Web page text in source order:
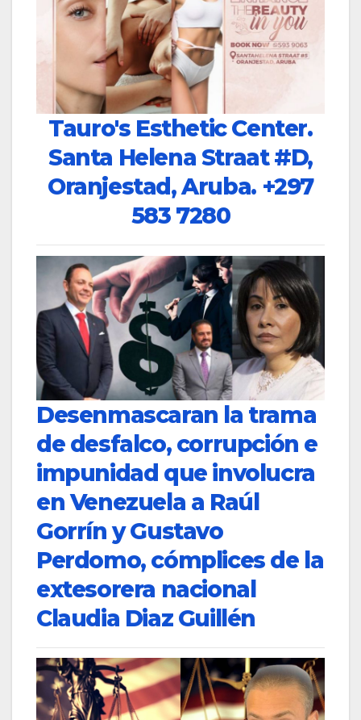
Tauro's Esthetic Center.
Santa Helena Straat #D,
Oranjestad, Aruba. +297
583 7280
Desenmascaran la trama
de desfalco, corrupción e
impunidad que involucra
en Venezuela a Raúl
Gorrín y Gustavo
Perdomo, cómplices de la
extesorera nacional
Claudia Diaz Guillén